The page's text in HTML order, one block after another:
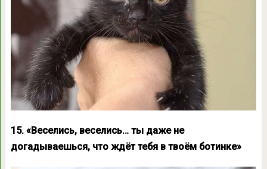
15. «Веселись, веселись… ты даже не
догадываешься, что ждёт тебя в твоём ботинке»